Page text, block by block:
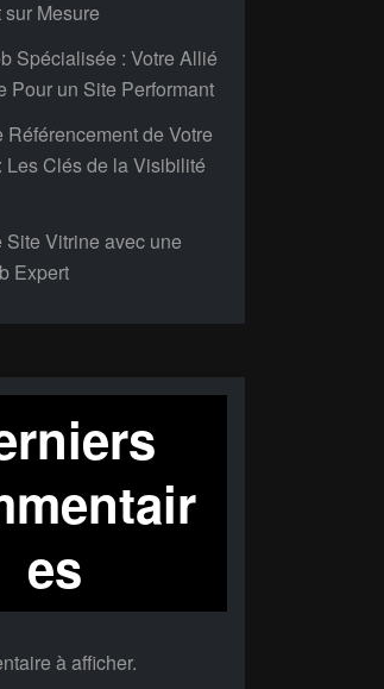
Mesure
Spécialisée : Votre Allié
Pour un Site Performant
Référencement de Votre
Les Clés de la Visibilité
Site Vitrine avec une
Expert
es
à afficher.